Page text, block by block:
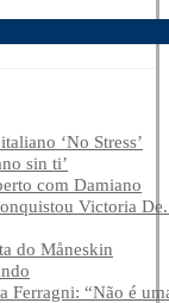
‘No Stress’
sin ti’
com Damiano
Victoria
do Måneskin
Ferragni: “Não é